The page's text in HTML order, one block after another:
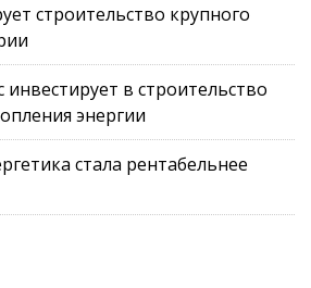
строительство крупного
инвестирует в строительство
энергии
стала рентабельнее